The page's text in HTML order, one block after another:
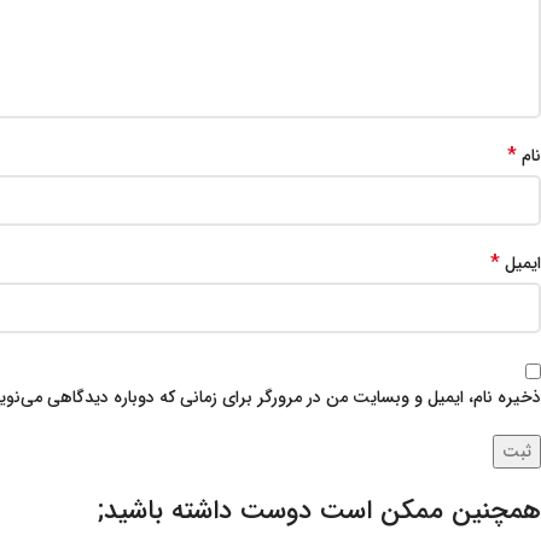
نام*
ایمیل*
ذخیره نام، ایمیل و وبسایت من در مرورگر برای زمانی که دوباره دیدگاهی
همچنین ممکن است دوست داشته باشید;